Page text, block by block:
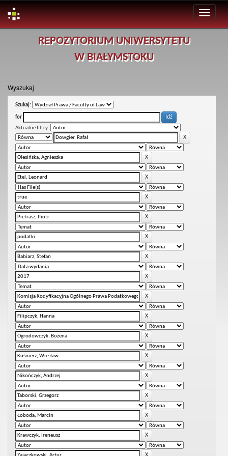
REPOZYTORIUM UNIWERSYTETU
W BIAŁYMSTOKU
Wyszukaj
Szukaj:
for
Aktualne filtry: